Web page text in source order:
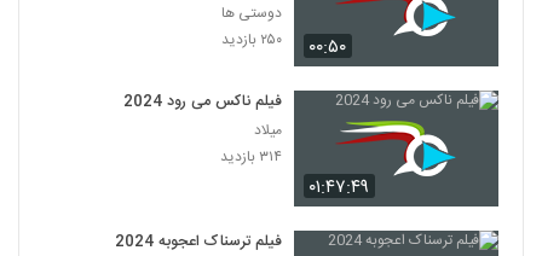
۰۰:۵۰
دوستی ها
۲۵۰ بازدید
۰۱:۴۷:۴۹
فیلم ناکس می رود 2024
میلاد
۳۱۴ بازدید
فیلم ترسناک اعجوبه 2024